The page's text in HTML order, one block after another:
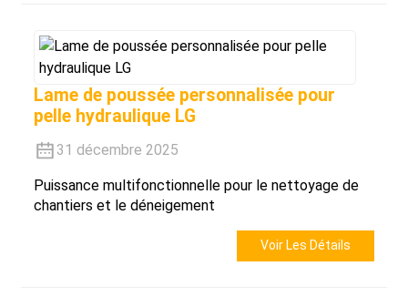
Lame de poussée personnalisée pour
pelle hydraulique LG
31 décembre 2025
Puissance multifonctionnelle pour le nettoyage de
chantiers et le déneigement
Voir Les Détails